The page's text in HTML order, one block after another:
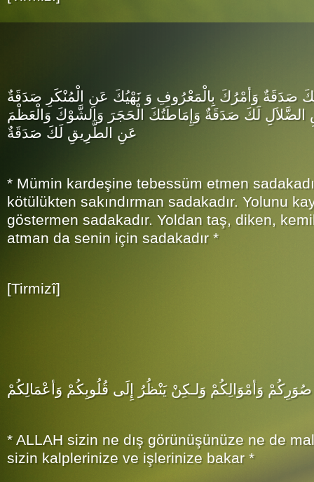
صَدَقَةٌ وَأمْرُكَ بِالْمَعْرُوفِ وَ نَهْيُكَ عَنِ الْمُنْكَرِ صَدَقَةٌ
لَكَ صَدَقَةٌ وَإِمَاطَتُكَ الْحَجَرَ وَالشَّوْكَ وَالْعَظْمَ
عَنِ الطَّرِيقِ لَكَ صَدَقَةٌ
* Mümin kardeşine tebessüm etmen
kötülükten sakındırman sadakadır. Yolunu
göstermen sadakadır. Yoldan taş, diken,
atman da senin için sadakadır *
[Tirmizî]
صُوَرِكُمْ وَأمْوَالِكُمْ وَلـكِنْ يَنْظُرُ إِلَى قُلُوبِكُمْ وَأعْمَالِكُمْ
* ALLAH sizin ne dış görünüşünüze ne de
sizin kalplerinize ve işlerinize bakar *